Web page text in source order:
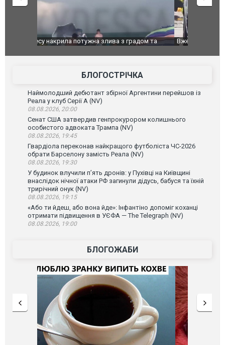
Вже вивели на тести: Ferrari готує оновлення
позашляховика Purosangue. ВІДЕО
Вийшов
фільму
БЛОГОСТРІЧКА
Наймолодший дебютант збірної Аргентини перейшов із
Реала у клуб Серії А (NV)
08.08.2026, 20:00
Сенат США затвердив генпрокурором колишнього
особистого адвоката Трампа (NV)
08.08.2026, 19:45
Гвардіола переконав найкращого футболіста ЧС-2026
обрати Барселону замість Реала (NV)
08.08.2026, 19:30
У будинок влучили п’ять дронів: у Пухівці на Київщині
внаслідок нічної атаки РФ загинули дідусь, бабуся та їхній
трирічний онук (NV)
08.08.2026, 19:15
«Або ти йдеш, або вона йде»: Інфантіно допоміг коханці
отримати підвищення в УЄФА — The Telegraph (NV)
08.08.2026, 19:00
БЛОГОЖАБИ